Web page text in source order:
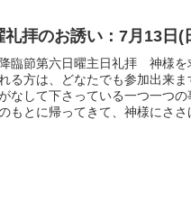
礼拝のお誘い：7月13日(
臨節第六日曜主日礼拝 神様を
る方は、どなたでも参加出来
なして下さっている一つ一つ
もとに帰ってきて、神様にささ